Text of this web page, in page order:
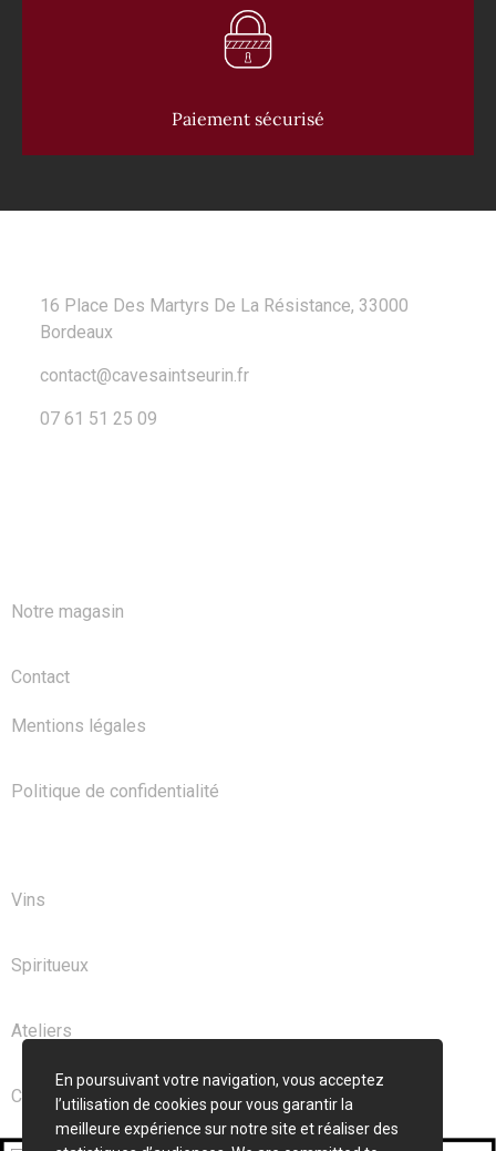
Paiement sécurisé
16 Place Des Martyrs De La Résistance, 33000
Bordeaux
contact@cavesaintseurin.fr
07 61 51 25 09
Notre magasin
Contact
Mentions légales
Politique de confidentialité
Vins
Spiritueux
Ateliers
Club
En poursuivant votre navigation, vous acceptez
l’utilisation de cookies pour vous garantir la
meilleure expérience sur notre site et réaliser des